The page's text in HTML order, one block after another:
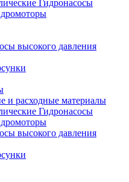
Гидронасосы
высокого давления
и расходные материалы
Гидронасосы
высокого давления